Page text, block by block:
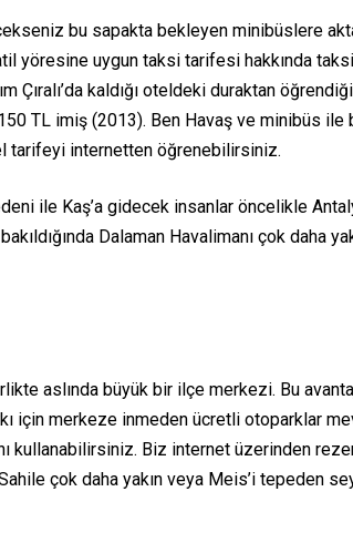
bu sapakta bekleyen minibüslere
yöresine uygun taksi tarifesi hakkında taksi
Çıralı’da kaldığı oteldeki duraktan
TL imiş (2013). Ben Havaş ve minibüs ile
tarifeyi internetten öğrenebilirsiniz.
ile Kaş’a gidecek insanlar öncelikle
Dalaman Havalimanı çok daha
aslında büyük bir ilçe merkezi. Bu
için merkeze inmeden ücretli otoparklar
kullanabilirsiniz. Biz internet üzerinden
çok daha yakın veya Meis’i tepeden